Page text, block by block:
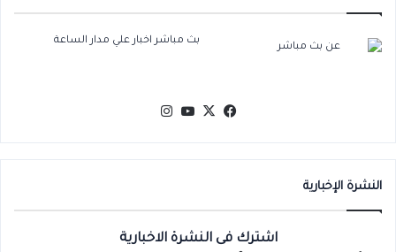
بث مباشر اخبار علي مدار الساعة
فيسبوك
‫X
‫YouTube
النشرة الإخبارية
اشترك فى النشرة الاخبارية